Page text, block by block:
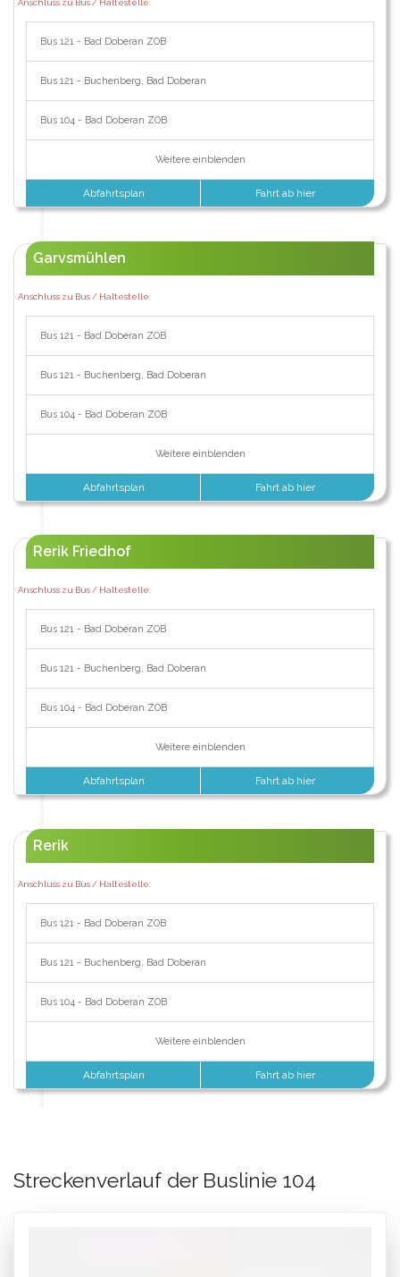
Anschluss zu Bus / Haltestelle:
Bus 121 - Bad Doberan ZOB
Bus 121 - Buchenberg, Bad Doberan
Bus 104 - Bad Doberan ZOB
Weitere einblenden
Abfahrtsplan Fahrt ab hier
Garvsmühlen
Anschluss zu Bus / Haltestelle:
Bus 121 - Bad Doberan ZOB
Bus 121 - Buchenberg, Bad Doberan
Bus 104 - Bad Doberan ZOB
Weitere einblenden
Abfahrtsplan Fahrt ab hier
Rerik Friedhof
Anschluss zu Bus / Haltestelle:
Bus 121 - Bad Doberan ZOB
Bus 121 - Buchenberg, Bad Doberan
Bus 104 - Bad Doberan ZOB
Weitere einblenden
Abfahrtsplan Fahrt ab hier
Rerik
Anschluss zu Bus / Haltestelle:
Bus 121 - Bad Doberan ZOB
Bus 121 - Buchenberg, Bad Doberan
Bus 104 - Bad Doberan ZOB
Weitere einblenden
Abfahrtsplan Fahrt ab hier
Streckenverlauf der Buslinie 104